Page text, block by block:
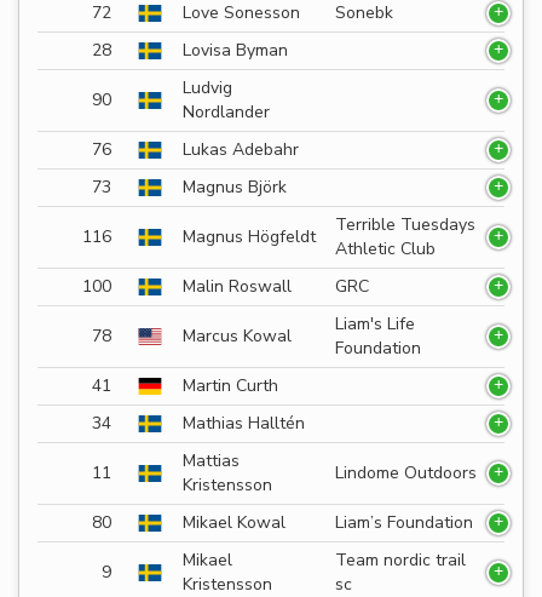
72
Love Sonesson
Sonebk
28
Lovisa Byman
90
Ludvig
Nordlander
76
Lukas Adebahr
73
Magnus Björk
116 Magnus Högfeldt
Terrible Tuesdays
Athletic Club
100
Malin Roswall GRC
78 Marcus Kowal
Liam's Life
Foundation
41
Martin Curth
34
Mathias Halltén
11
Mattias
Kristensson
Lindome Outdoors
80 Mikael Kowal Liam’s Foundation
9
Mikael
Kristensson
Team nordic trail
sc